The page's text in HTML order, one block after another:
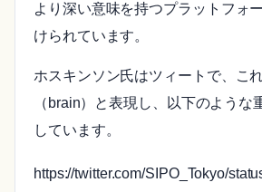
より深い意味を持つプラットフォ
けられています。
ホスキンソン氏はツィートで、これ
（brain）と表現し、以下のような
しています。
https://twitter.com/SIPO_Tokyo/